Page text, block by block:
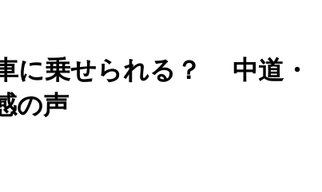
に乗せられる？ 中道・
の声